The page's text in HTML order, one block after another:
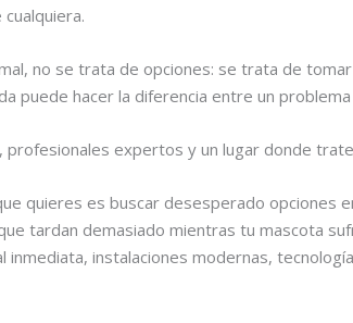
no se trata de opciones: se trata de
puede hacer la diferencia entre un
profesionales expertos y un lugar donde
quieres es buscar desesperado
tardan demasiado mientras tu mascota
inmediata, instalaciones modernas,